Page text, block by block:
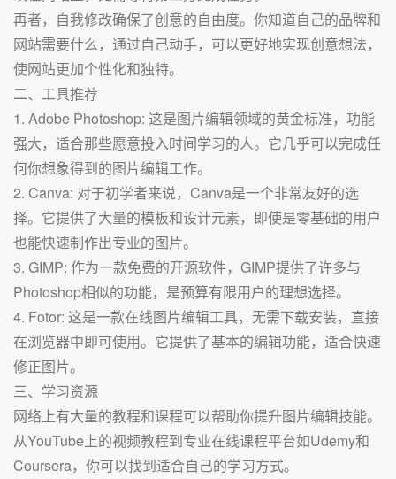
再者，自我修改确保了创意的自由度。你知道自己的品牌和
网站需要什么，通过自己动手，可以更好地实现创意想法，
使网站更加个性化和独特。
二、工具推荐
1. Adobe Photoshop: 这是图片编辑领域的黄金标准，功能
强大，适合那些愿意投入时间学习的人。它几乎可以完成任
何你想象得到的图片编辑工作。
2. Canva: 对于初学者来说，Canva是一个非常友好的选
择。它提供了大量的模板和设计元素，即使是零基础的用户
也能快速制作出专业的图片。
3. GIMP: 作为一款免费的开源软件，GIMP提供了许多与
Photoshop相似的功能，是预算有限用户的理想选择。
4. Fotor: 这是一款在线图片编辑工具，无需下载安装，直接
在浏览器中即可使用。它提供了基本的编辑功能，适合快速
修正图片。
三、学习资源
网络上有大量的教程和课程可以帮助你提升图片编辑技能。
从YouTube上的视频教程到专业在线课程平台如Udemy和
Coursera，你可以找到适合自己的学习方式。